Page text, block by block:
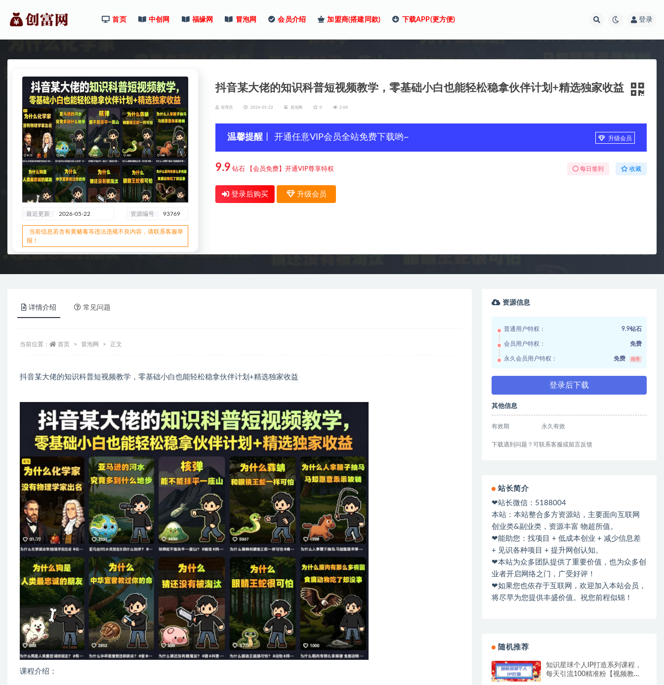
首页 中创网 福缘网 冒泡网 会员介绍 加盟商(搭建同款) 下载APP(更方便) 登录
最近更新 2026-05-22 资源编号 93769
当前信息若含有黄赌毒等违法违规不良内容，请联系客服举
报！
抖音某大佬的知识科普短视频教学，零基础小白也能轻松稳拿伙伴计划+精选独家收益
管理员 2026-05-22 冒泡网 0 2.6K
温馨提醒 丨 开通任意VIP会员全站免费下载哟~ 升级会员
9.9 钻石 【会员免费】开通VIP尊享特权 每日签到 收藏
登录后购买 升级会员
详情介绍 常见问题
当前位置： 首页 冒泡网 正文
抖音某大佬的知识科普短视频教学，零基础小白也能轻松稳拿伙伴计划+精选独家收益
课程介绍：
资源信息
普通用户特权： 9.9钻石
会员用户特权： 免费
永久会员用户特权： 免费 推荐
登录后下载
其他信息
有效期 永久有效
下载遇到问题？可联系客服或留言反馈
站长简介
❤站长微信：5188004
本站：本站整合多方资源站，主要面向互联网
创业类&副业类，资源丰富 物超所值。
❤能助您：找项目 + 低成本创业 + 减少信息差
+ 见识各种项目 + 提升网创认知。
❤本站为众多团队提供了重要价值，也为众多创
业者开启网络之门，广受好评！
❤如果您也依存于互联网，欢迎加入本站会员，
将尽早为您提供丰盛价值。祝您前程似锦！
随机推荐
知识星球个人IP打造系列课程，
每天引流100精准粉【视频教